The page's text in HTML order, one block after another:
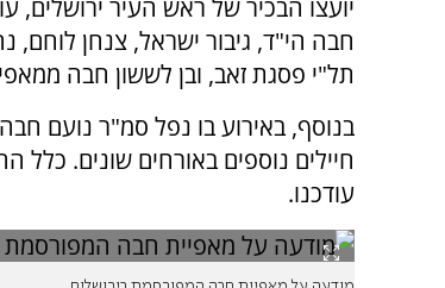
יועצו הבכיר של ראש העיר
חבה הי"ד, גיבור ישראל, צנחן
תל"י פסגת זאב, ובן לששון חבה
חיילים נוספים באורחים שונים. כלל
עודכנו.